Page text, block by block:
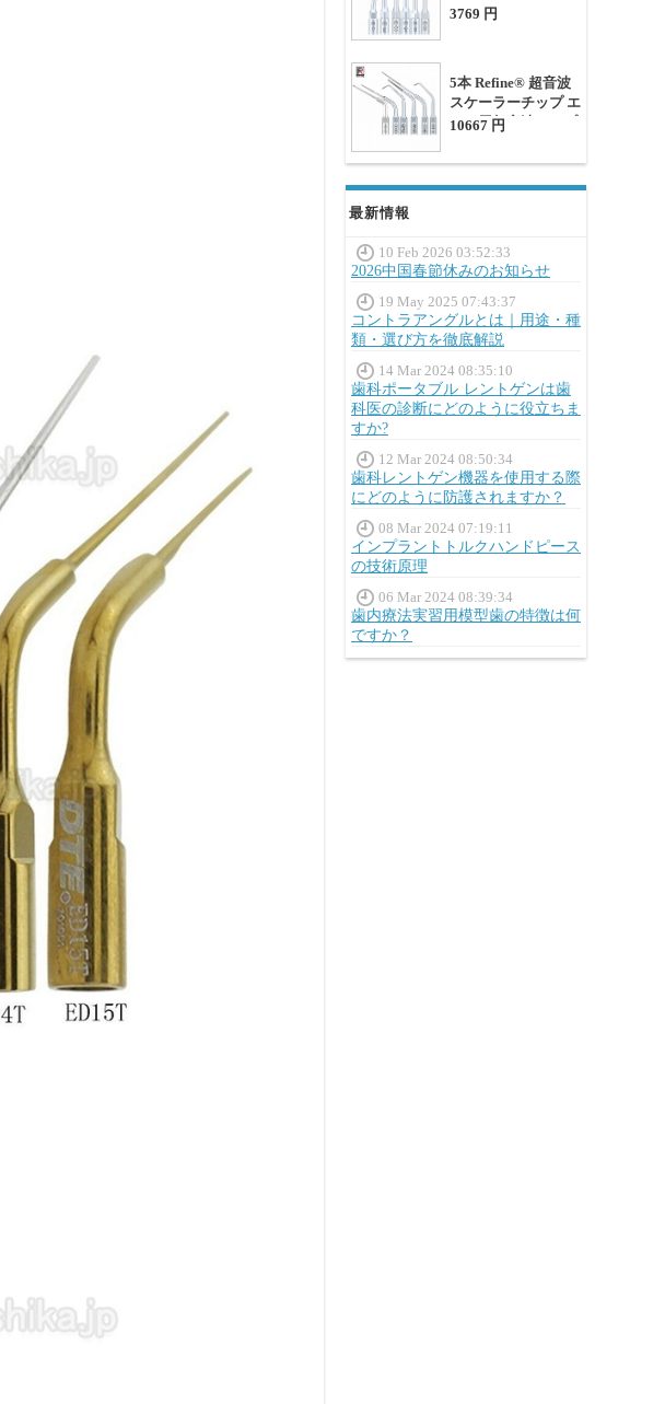
G1 G2 G3 G4 G5 G6
3769 円
5本 Refine® 超音波
スケーラーチップ エ
ンド用超音波チップ
DTE GNATUSと互
10667 円
最新情報
10 Feb 2026 03:52:33
2026中国春節休みのお知らせ
19 May 2025 07:43:37
コントラアングルとは｜用途・種
類・選び方を徹底解説
14 Mar 2024 08:35:10
歯科ポータブル レントゲンは歯
科医の診断にどのように役立ちま
すか?
12 Mar 2024 08:50:34
歯科レントゲン機器を使用する際
にどのように防護されますか？
08 Mar 2024 07:19:11
インプラントトルクハンドピース
の技術原理
06 Mar 2024 08:39:34
歯内療法実習用模型歯の特徴は何
ですか？